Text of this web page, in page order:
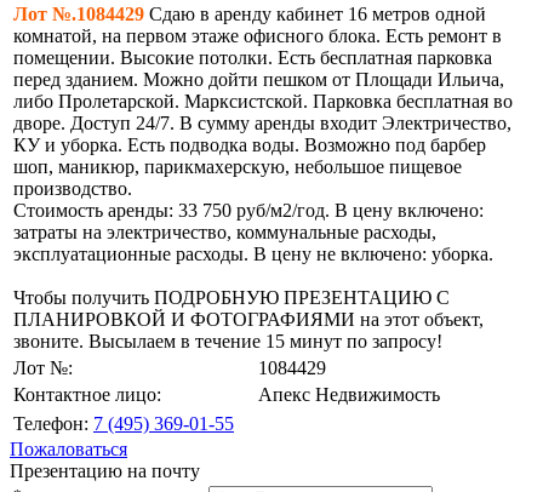
Лот №.1084429 Сдаю в аренду кабинет 16 метров одной
комнатой, на первом этаже офисного блока. Есть ремонт в
помещении. Высокие потолки. Есть бесплатная парковка
перед зданием. Можно дойти пешком от Площади Ильича,
либо Пролетарской. Марксистской. Парковка бесплатная во
дворе. Доступ 24/7. В сумму аренды входит Электричество,
КУ и уборка. Есть подводка воды. Возможно под барбер
шоп, маникюр, парикмахерскую, небольшое пищевое
производство.
Стоимость аренды: 33 750 руб/м2/год. В цену включено:
затраты на электричество, коммунальные расходы,
эксплуатационные расходы. В цену не включено: уборка.
Чтобы получить ПОДРОБНУЮ ПРЕЗЕНТАЦИЮ С
ПЛАНИРОВКОЙ И ФОТОГРАФИЯМИ на этот объект,
звоните. Высылаем в течение 15 минут по запросу!
Лот №:
1084429
Контактное лицо:
Апекс Недвижимость
Телефон: 7 (495) 369-01-55
Пожаловаться
Презентацию на почту